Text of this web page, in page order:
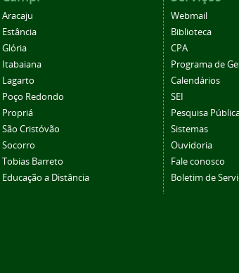
Aracaju
Estância
Glória
Itabaiana
Lagarto
Poço Redondo
Propriá
São Cristóvão
Socorro
Tobias Barreto
Educação a Distância
Webmail
Biblioteca
CPA
Programa de
Calendários
SEI
Pesquisa
Sistemas
Ouvidoria
Fale conosco
Boletim de